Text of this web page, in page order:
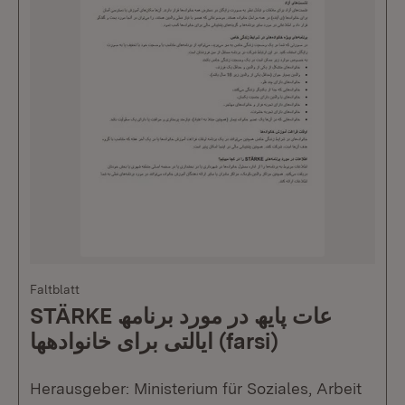
Faltblatt
STÄRKE عات پایھ در مورد برنامھ
ایالتی برای خانوادهھا (farsi)
Herausgeber: Ministerium für Soziales, Arbeit